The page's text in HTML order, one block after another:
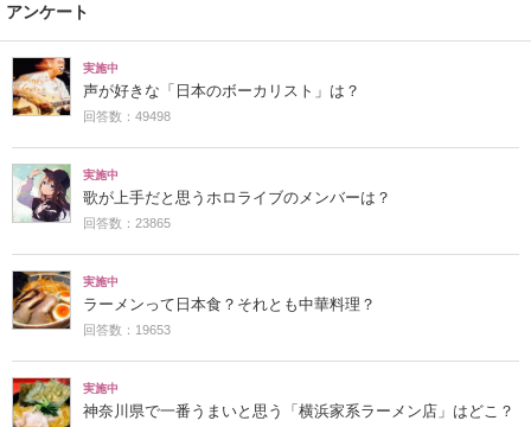
アンケート
実施中
声が好きな「日本のボーカリスト」は？
回答数：49498
実施中
歌が上手だと思うホロライブのメンバーは？
回答数：23865
実施中
ラーメンって日本食？それとも中華料理？
回答数：19653
実施中
神奈川県で一番うまいと思う「横浜家系ラーメン店」はどこ？